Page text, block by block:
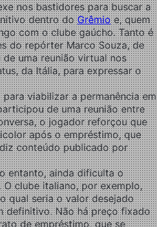
nos bastidores para buscar a
dentro doGrêmioe, quem
com o clube gaúcho. Tanto é
do repórter Marco Souza, de
uma reunião virtual nos
da Itália, para expressar o
viabilizar a permanência em
de uma reunião entre
o jogador reforçou que
após o empréstimo, que
conteúdo publicado por
entanto, ainda dificulta o
clube italiano, por exemplo,
qual seria o valor desejado
definitivo. Não há preço fixado
de empréstimo, que se